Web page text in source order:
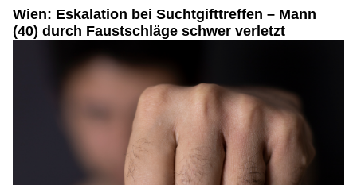
Wien: Eskalation bei Suchtgifttreffen – Mann
(40) durch Faustschläge schwer verletzt